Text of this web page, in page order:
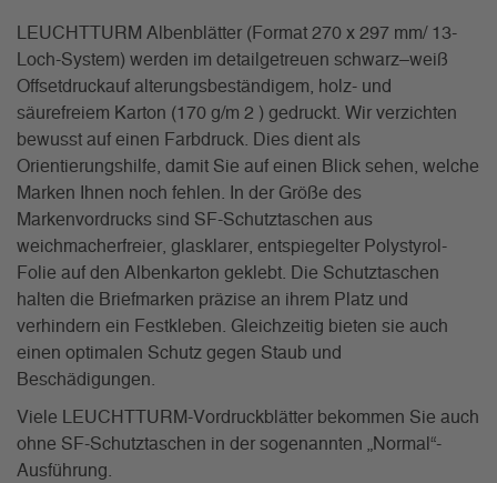
LEUCHTTURM Albenblätter (Format 270 x 297 mm/ 13-
Loch-System) werden im detailgetreuen schwarz–weiß
Offsetdruckauf alterungsbeständigem, holz- und
säurefreiem Karton (170 g/m 2 ) gedruckt. Wir verzichten
bewusst auf einen Farbdruck. Dies dient als
Orientierungshilfe, damit Sie auf einen Blick sehen, welche
Marken Ihnen noch fehlen. In der Größe des
Markenvordrucks sind SF-Schutztaschen aus
weichmacherfreier, glasklarer, entspiegelter Polystyrol-
Folie auf den Albenkarton geklebt. Die Schutztaschen
halten die Briefmarken präzise an ihrem Platz und
verhindern ein Festkleben. Gleichzeitig bieten sie auch
einen optimalen Schutz gegen Staub und
Beschädigungen.
Viele LEUCHTTURM-Vordruckblätter bekommen Sie auch
ohne SF-Schutztaschen in der sogenannten „Normal“-
Ausführung.